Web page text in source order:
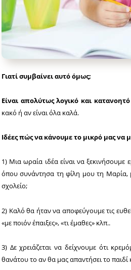
Γιατί συμβαίνει αυτό όμως;
Είναι απολύτως λογικό και
κακό ή αν είναι όλα καλά.
Ιδέες πώς να κάνουμε το μικρό μας να
1) Μια ωραία ιδέα είναι να
όπου συνάντησα τη φίλη μου τη Μαρία,
σχολείο;
2) Καλό θα ήταν να αποφεύγουμε τις
«με ποιόν έπαιξες», «τι έμαθες» κλπ..
3) Δε χρειάζεται να δείχνουμε ότι
θανάτου το αν θα μας απαντήσει το